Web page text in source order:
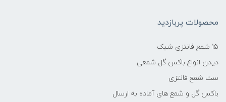
محصولات پربازدید
15 شمع فانتزی شیک
دیدن انواع باکس گل شمعی
ست شمع فانتزی
باکس گل و شمع های آماده به ارسال